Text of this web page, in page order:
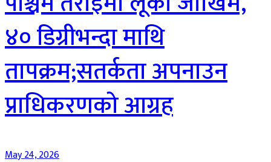
४० डिग्रीभन्दा माथि
तापक्रम;सतर्कता अपनाउन
प्राधिकरणको आग्रह
May 24, 2026